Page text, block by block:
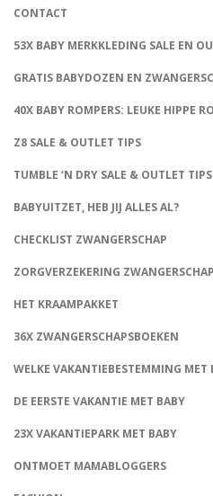
CONTACT
53X BABY MERKKLEDING SALE EN
GRATIS BABYDOZEN EN
40X BABY ROMPERS: LEUKE HIPPE
Z8 SALE & OUTLET TIPS
TUMBLE ‘N DRY SALE & OUTLET TIPS
BABYUITZET, HEB JIJ ALLES AL?
CHECKLIST ZWANGERSCHAP
ZORGVERZEKERING ZWANGERSCHAP
HET KRAAMPAKKET
36X ZWANGERSCHAPSBOEKEN
WELKE VAKANTIEBESTEMMING MET
DE EERSTE VAKANTIE MET BABY
23X VAKANTIEPARK MET BABY
ONTMOET MAMABLOGGERS